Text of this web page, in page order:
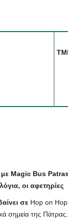
Magic Bus
οι αφετηρίες
σε Hop on
σημεία της Πάτρας.